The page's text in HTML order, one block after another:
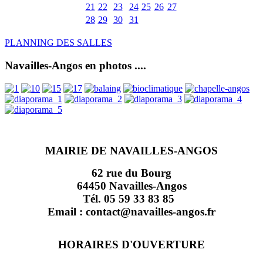
21 22 23 24 25 26 27
28 29 30 31
PLANNING DES SALLES
Navailles-Angos en photos ....
MAIRIE DE NAVAILLES-ANGOS
62 rue du Bourg
64450 Navailles-Angos
Tél. 05 59 33 83 85
Email : contact@navailles-angos.fr
HORAIRES D'OUVERTURE